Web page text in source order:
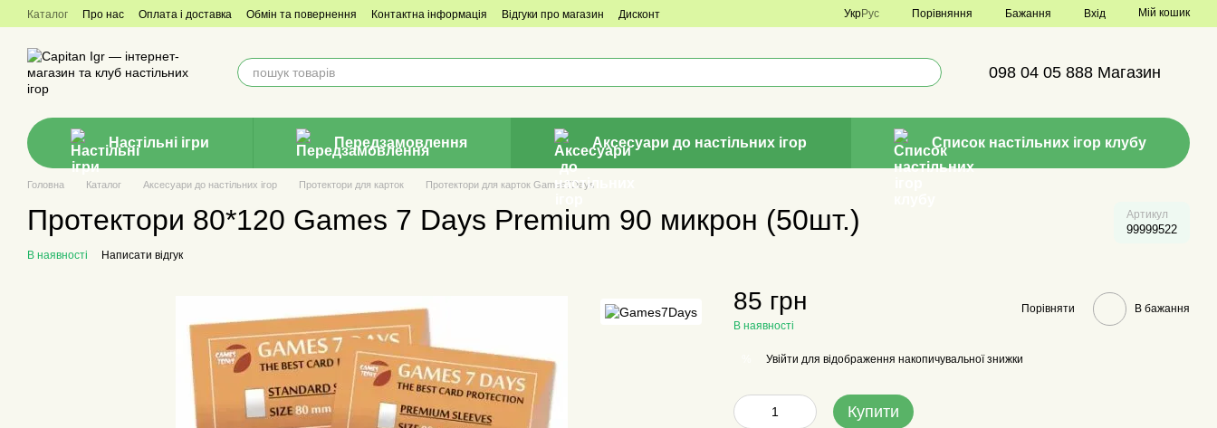
Перейти до основного контенту
Каталог Про нас Оплата і доставка Обмін та повернення Контактна інформація Відгуки про магазин Дисконт УкрРус Порівняння Бажання Вхід Мій кошик
098 04 05 888 Магазин
Настільні ігри Передзамовлення Аксесуари до настільних ігор Список настільних ігор клубу
Головна Каталог Аксесуари до настільних ігор Протектори для карток Протектори для карток Games7Days
Протектори 80*120 Games 7 Days Premium 90 микрон (50шт.) Артикул
99999522
В наявності Написати відгук
85 грн
В наявності
Порівняти В бажання
Увійти для відображення накопичувальної знижки
Купити